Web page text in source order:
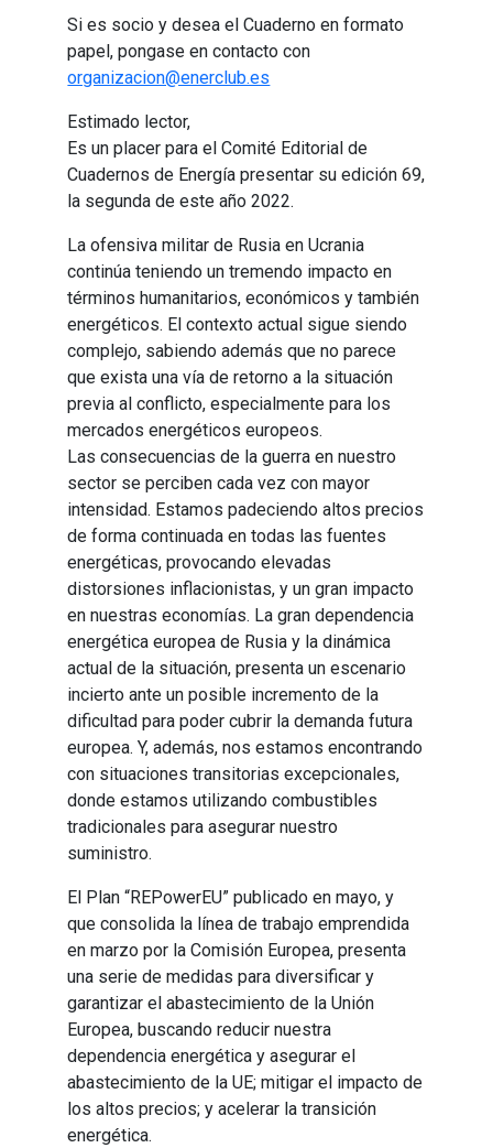
Si es socio y desea el Cuaderno en formato
papel, pongase en contacto con
organizacion@enerclub.es
Estimado lector,
Es un placer para el Comité Editorial de
Cuadernos de Energía presentar su edición 69,
la segunda de este año 2022.
La ofensiva militar de Rusia en Ucrania
continúa teniendo un tremendo impacto en
términos humanitarios, económicos y también
energéticos. El contexto actual sigue siendo
complejo, sabiendo además que no parece
que exista una vía de retorno a la situación
previa al conflicto, especialmente para los
mercados energéticos europeos.
Las consecuencias de la guerra en nuestro
sector se perciben cada vez con mayor
intensidad. Estamos padeciendo altos precios
de forma continuada en todas las fuentes
energéticas, provocando elevadas
distorsiones inflacionistas, y un gran impacto
en nuestras economías. La gran dependencia
energética europea de Rusia y la dinámica
actual de la situación, presenta un escenario
incierto ante un posible incremento de la
dificultad para poder cubrir la demanda futura
europea. Y, además, nos estamos encontrando
con situaciones transitorias excepcionales,
donde estamos utilizando combustibles
tradicionales para asegurar nuestro
suministro.
El Plan “REPowerEU” publicado en mayo, y
que consolida la línea de trabajo emprendida
en marzo por la Comisión Europea, presenta
una serie de medidas para diversificar y
garantizar el abastecimiento de la Unión
Europea, buscando reducir nuestra
dependencia energética y asegurar el
abastecimiento de la UE; mitigar el impacto de
los altos precios; y acelerar la transición
energética.